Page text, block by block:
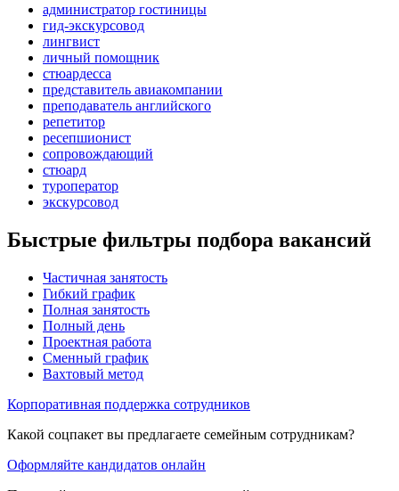
администратор гостиницы
гид-экскурсовод
лингвист
личный помощник
стюардесса
представитель авиакомпании
преподаватель английского
репетитор
ресепшионист
сопровождающий
стюард
туроператор
экскурсовод
Быстрые фильтры подбора вакансий
Частичная занятость
Гибкий график
Полная занятость
Полный день
Проектная работа
Сменный график
Вахтовый метод
Корпоративная поддержка сотрудников
Какой соцпакет вы предлагаете семейным сотрудникам?
Оформляйте кандидатов онлайн